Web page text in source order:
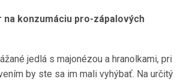
na konzumáciu pro-zápalových
jedlá s majonézou a hranolkami, pri
by ste sa im mali vyhýbať. Na určitý